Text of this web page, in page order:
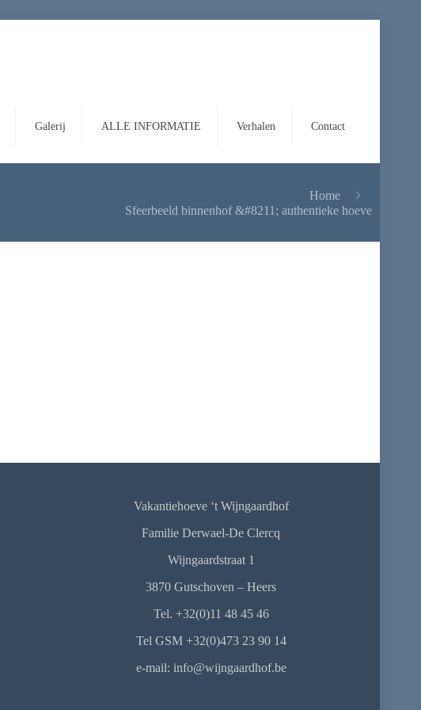
Galerij ALLE INFORMATIE Verhalen Contact
Home
Sfeerbeeld binnenhof &#8211; authentieke hoeve
Vakantiehoeve ‘t Wijngaardhof
Familie Derwael-De Clercq
Wijngaardstraat 1
3870 Gutschoven – Heers
Tel. +32(0)11 48 45 46
Tel GSM +32(0)473 23 90 14
e-mail: info@wijngaardhof.be